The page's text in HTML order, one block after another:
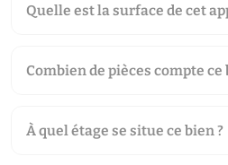
Quelle est la surface de cet
Combien de pièces compte ce
À quel étage se situe ce bien ?